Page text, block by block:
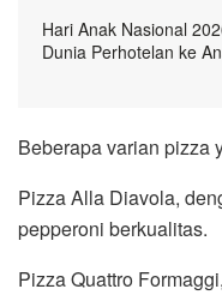
Hari Anak Nasional
Dunia Perhotelan ke
Beberapa varian pizza
Pizza Alla Diavola,
pepperoni berkualitas.
Pizza Quattro